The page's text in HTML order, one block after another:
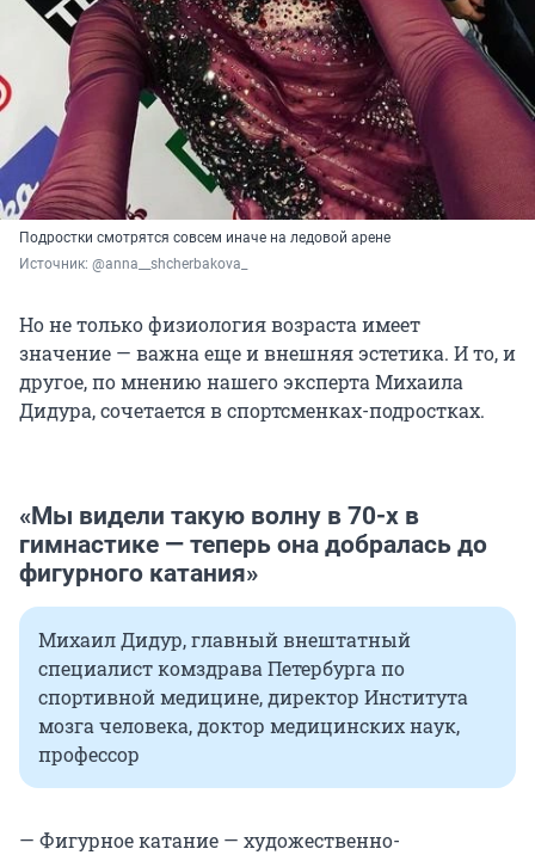
Подростки смотрятся совсем иначе на ледовой арене
Источник: @anna__shcherbakova_
Но не только физиология возраста имеет
значение — важна еще и внешняя эстетика. И то, и
другое, по мнению нашего эксперта Михаила
Дидура, сочетается в спортсменках-подростках.
«Мы видели такую волну в 70-х в
гимнастике — теперь она добралась до
фигурного катания»
Михаил Дидур, главный внештатный
специалист комздрава Петербурга по
спортивной медицине, директор Института
мозга человека, доктор медицинских наук,
профессор
— Фигурное катание — художественно-